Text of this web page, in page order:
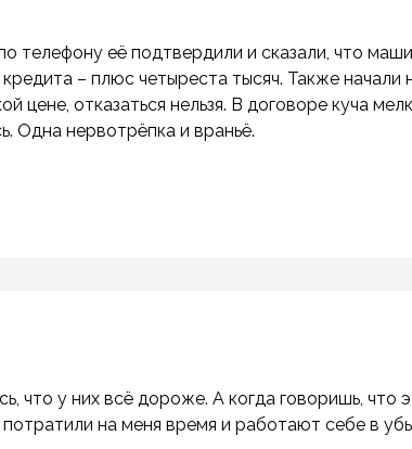
телефону её подтвердили и сказали, что
– плюс четыреста тысяч. Также начали
цене, отказаться нельзя. В договоре куча
Одна нервотрёпка и враньё.
что у них всё дороже. А когда говоришь, что
на меня время и работают себе в